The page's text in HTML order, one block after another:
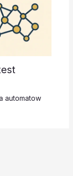
automatow